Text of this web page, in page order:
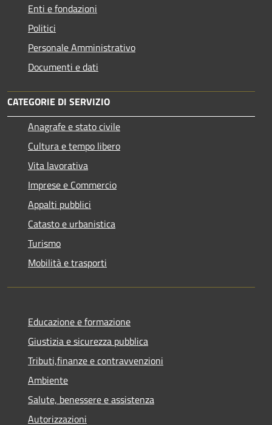
Enti e fondazioni
Politici
Personale Amministrativo
Documenti e dati
CATEGORIE DI SERVIZIO
Anagrafe e stato civile
Cultura e tempo libero
Vita lavorativa
Imprese e Commercio
Appalti pubblici
Catasto e urbanistica
Turismo
Mobilità e trasporti
Educazione e formazione
Giustizia e sicurezza pubblica
Tributi,finanze e contravvenzioni
Ambiente
Salute, benessere e assistenza
Autorizzazioni